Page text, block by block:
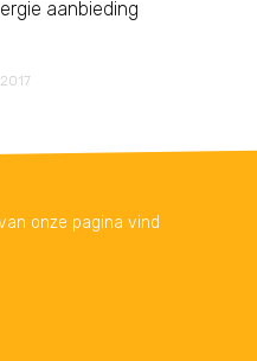
aanbieding
onze pagina vind